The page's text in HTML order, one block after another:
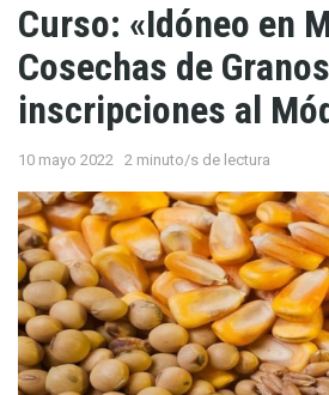
Curso: «Idóneo en
Cosechas de
inscripciones al
10 mayo 2022 2 minuto/s de lectura